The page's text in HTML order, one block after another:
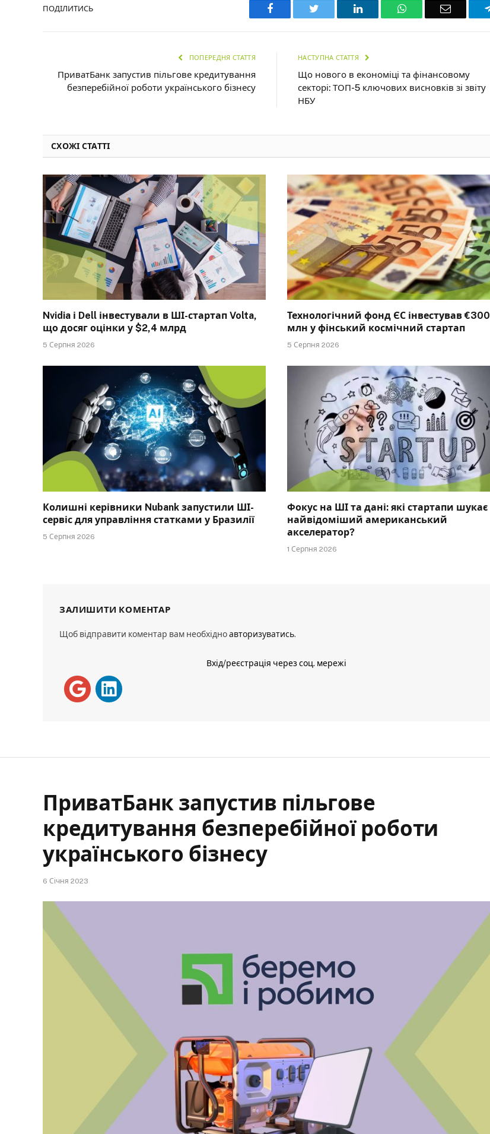
ПОДІЛИТИСЬ Facebook Twitter LinkedIn WhatsAppEmail
ПОПЕРЕДНЯ СТАТТЯ
ПриватБанк запустив пільгове кредитування
безперебійної роботи українського бізнесу
НАСТУПНА СТАТТЯ
Що нового в економіці та фінансовому
секторі: ТОП-5 ключових висновків зі звіту
НБУ
СХОЖІ СТАТТІ
Nvidia і Dell інвестували в ШІ-стартап Volta,
що досяг оцінки у $2,4 млрд
5 Серпня 2026
Технологічний фонд ЄС інвестував €300
млн у фінський космічний стартап
5 Серпня 2026
Колишні керівники Nubank запустили ШІ-
сервіс для управління статками у Бразилії
5 Серпня 2026
Фокус на ШІ та дані: які стартапи шукає
найвідоміший американський
акселератор?
1 Серпня 2026
ЗАЛИШИТИ КОМЕНТАР
Щоб відправити коментар вам необхідноавторизуватись.
Вхід/реєстрація через соц. мережі
ПриватБанк запустив пільгове
кредитування безперебійної роботи
українського бізнесу
6 Січня 2023